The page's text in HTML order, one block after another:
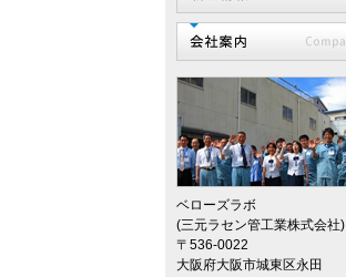
ベローズラボ
(三元ラセン管工業株式会社)
〒536-0022
大阪府大阪市城東区永田